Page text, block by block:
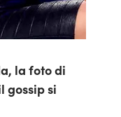
la foto di
gossip si